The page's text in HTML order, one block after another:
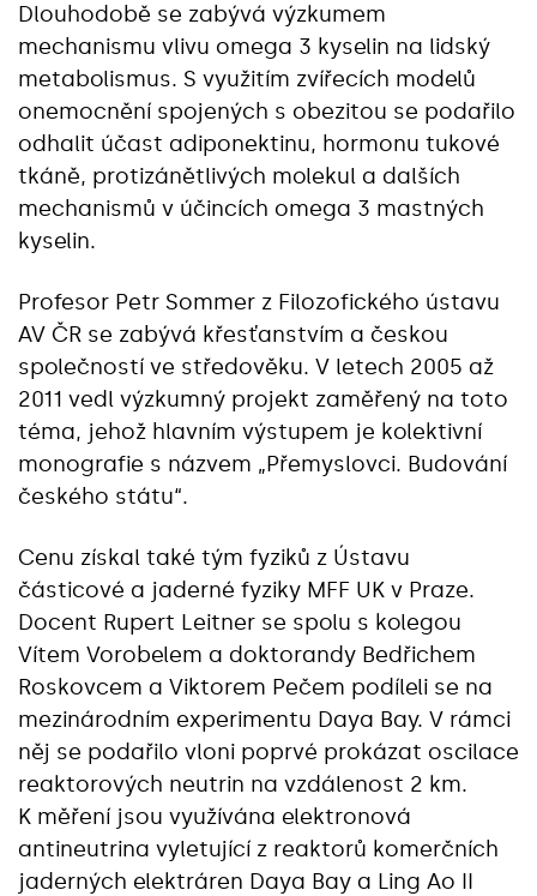
Dlouhodobě se zabývá výzkumem
mechanismu vlivu omega 3 kyselin na lidský
metabolismus. S využitím zvířecích modelů
onemocnění spojených s obezitou se podařilo
odhalit účast adiponektinu, hormonu tukové
tkáně, protizánětlivých molekul a dalších
mechanismů v účincích omega 3 mastných
kyselin.
Profesor Petr Sommer z Filozofického ústavu
AV ČR se zabývá křesťanstvím a českou
společností ve středověku. V letech 2005 až
2011 vedl výzkumný projekt zaměřený na toto
téma, jehož hlavním výstupem je kolektivní
monografie s názvem „Přemyslovci. Budování
českého státu“.
Cenu získal také tým fyziků z Ústavu
částicové a jaderné fyziky MFF UK v Praze.
Docent Rupert Leitner se spolu s kolegou
Vítem Vorobelem a doktorandy Bedřichem
Roskovcem a Viktorem Pečem podíleli se na
mezinárodním experimentu Daya Bay. V rámci
něj se podařilo vloni poprvé prokázat oscilace
reaktorových neutrin na vzdálenost 2 km.
K měření jsou využívána elektronová
antineutrina vyletující z reaktorů komerčních
jaderných elektráren Daya Bay a Ling Ao II